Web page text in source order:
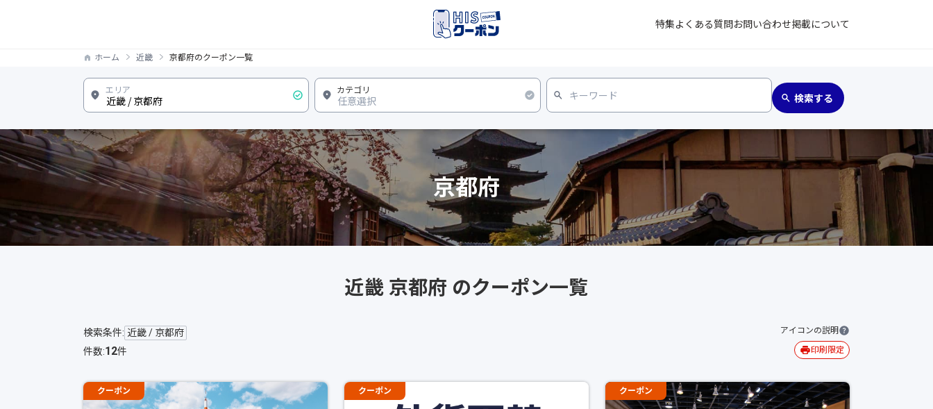
特集よくある質問お問い合わせ掲載について
ホーム 近畿 京都府のクーポン一覧
京都府
近畿 京都府 のクーポン一覧
検索条件: 近畿 / 京都府
件数:12件
アイコンの説明
印刷限定
クーポン クーポン クーポン